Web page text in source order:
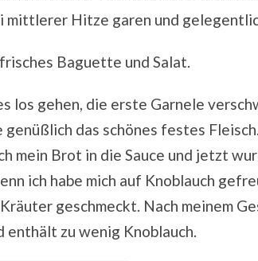
mittlerer Hitze garen und
Baguette und Salat.
los gehen, die erste Garnele
genüßlich das schönes festes
mein Brot in die Sauce und jetzt
ich habe mich auf Knoblauch
geschmeckt. Nach meinem
enthält zu wenig Knoblauch.